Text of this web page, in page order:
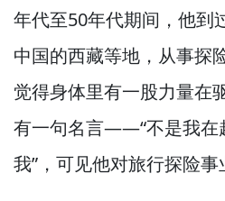
年代至50年代期间， 他到
中国的西藏等地， 从事探
觉得身体里有一股力量在
有一句名言——“不是我在
我”， 可见他对旅行探险事